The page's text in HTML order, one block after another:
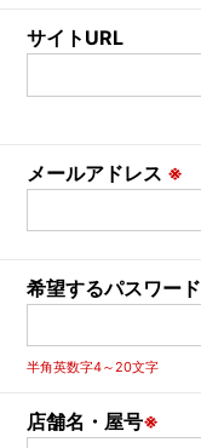
サイトURL
メールアドレス ※
希望するパスワード
半角英数字4～20文字
店舗名・屋号※